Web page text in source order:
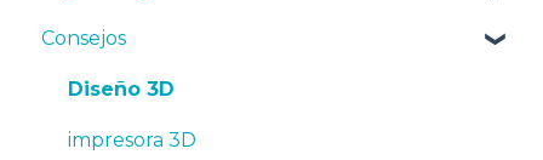
TPU
PET-G
BVOH
Manuales y descargas
Primeros pasos
Mantenimiento
Consejos
Diseño 3D
impresora 3D